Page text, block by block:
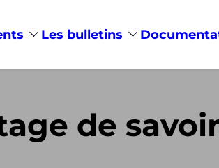
Les bulletins
de